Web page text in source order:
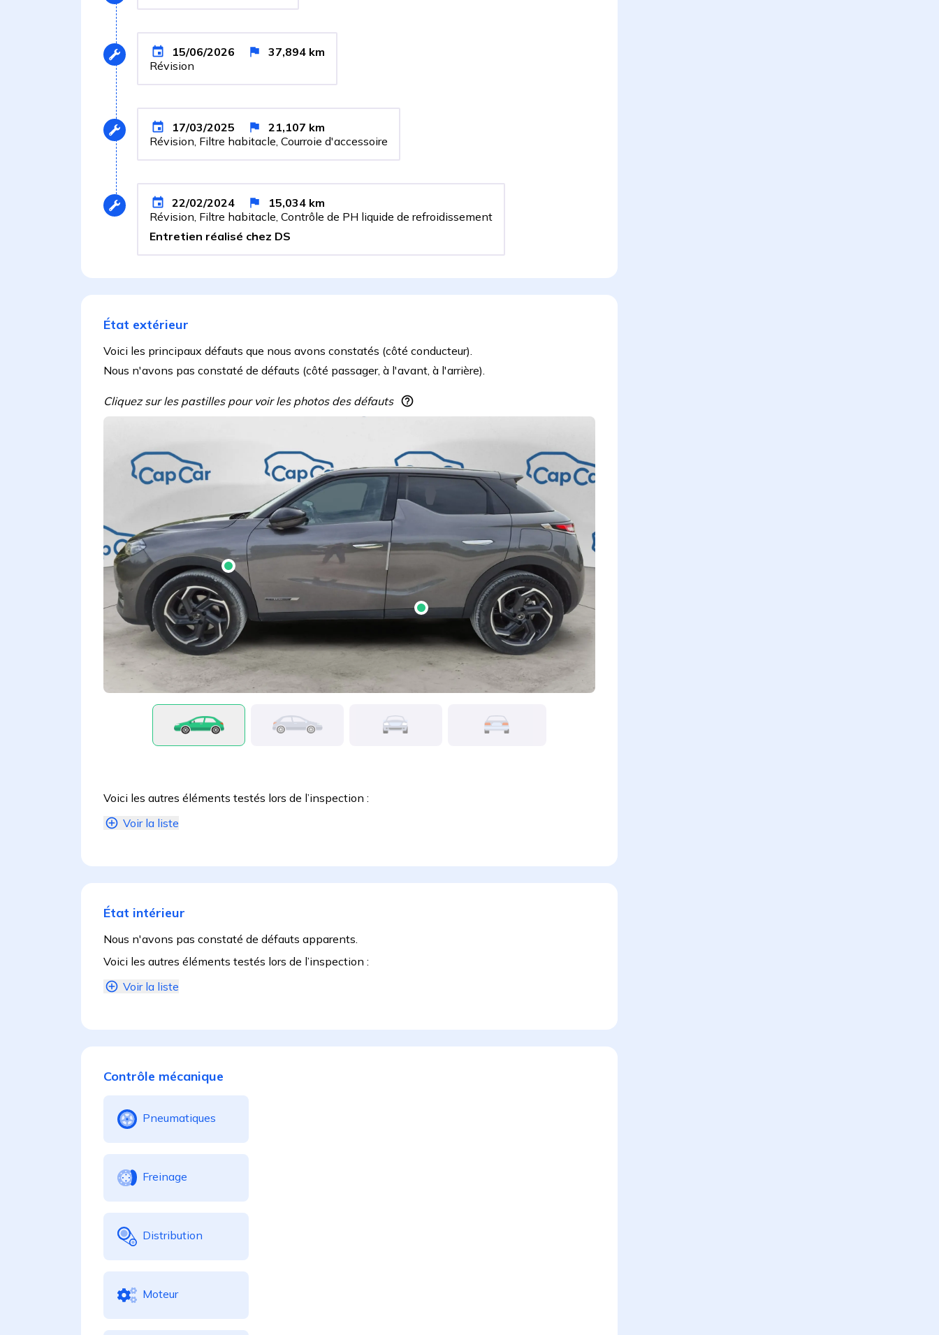
15/06/2026 37,894 km
Révision
17/03/2025 21,107 km
Révision, Filtre habitacle, Courroie d'accessoire
22/02/2024 15,034 km
Révision, Filtre habitacle, Contrôle de PH liquide de refroidissement
Entretien réalisé chez DS
État extérieur
Voici les principaux défauts que nous avons constatés (côté conducteur).
Nous n'avons pas constaté de défauts (côté passager, à l'avant, à l'arrière).
Cliquez sur les pastilles pour voir les photos des défauts
Voici les autres éléments testés lors de l’inspection :
Voir la liste
État intérieur
Nous n'avons pas constaté de défauts apparents.
Voici les autres éléments testés lors de l’inspection :
Voir la liste
Contrôle mécanique
Pneumatiques
Freinage
Distribution
Moteur